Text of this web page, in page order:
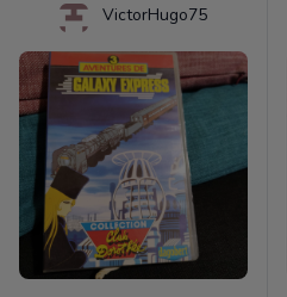
VictorHugo75